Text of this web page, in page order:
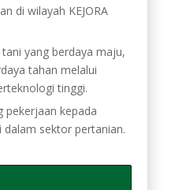
di wilayah KEJORA
yang berdaya maju,
tahan melalui
tinggi.
pekerjaan kepada
sektor pertanian.